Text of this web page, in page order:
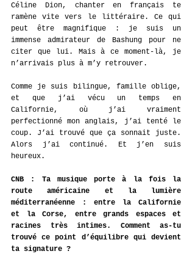
Céline Dion, chanter en français te
ramène vite vers le littéraire. Ce qui
peut être magnifique : je suis un
immense admirateur de Bashung pour ne
citer que lui. Mais à ce moment-là, je
n’arrivais plus à m’y retrouver.
Comme je suis bilingue, famille oblige,
et que j’ai vécu un temps en
Californie, où j’ai vraiment
perfectionné mon anglais, j’ai tenté le
coup. J’ai trouvé que ça sonnait juste.
Alors j’ai continué. Et j’en suis
heureux.
CNB : Ta musique porte à la fois la
route américaine et la lumière
méditerranéenne : entre la Californie
et la Corse, entre grands espaces et
racines très intimes. Comment as-tu
trouvé ce point d’équilibre qui devient
ta signature ?